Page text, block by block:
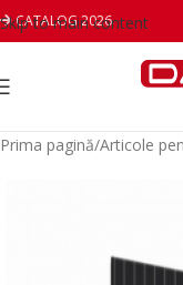
Skip to main content
CATALOG 2026
Prima pagină/Articole